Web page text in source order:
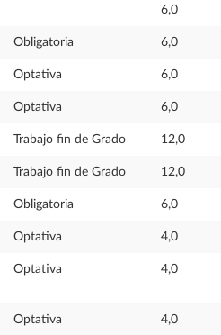
6,0
Obligatoria 6,0
Optativa 6,0
Optativa 6,0
Trabajo fin de Grado 12,0
Trabajo fin de Grado 12,0
Obligatoria 6,0
Optativa 4,0
Optativa 4,0
Optativa 4,0